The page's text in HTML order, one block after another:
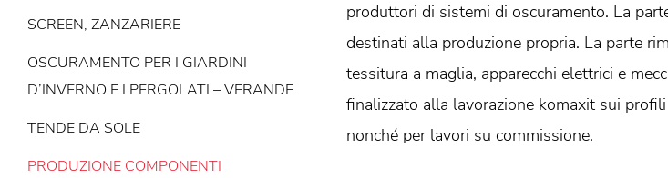
SCREEN, ZANZARIERE
OSCURAMENTO PER I GIARDINI
D’INVERNO E I PERGOLATI – VERANDE
TENDE DA SOLE
PRODUZIONE COMPONENTI
produttori di sistemi di oscuramento. La
destinati alla produzione propria. La parte
tessitura a maglia, apparecchi elettrici e
finalizzato alla lavorazione komaxit sui
nonché per lavori su commissione.